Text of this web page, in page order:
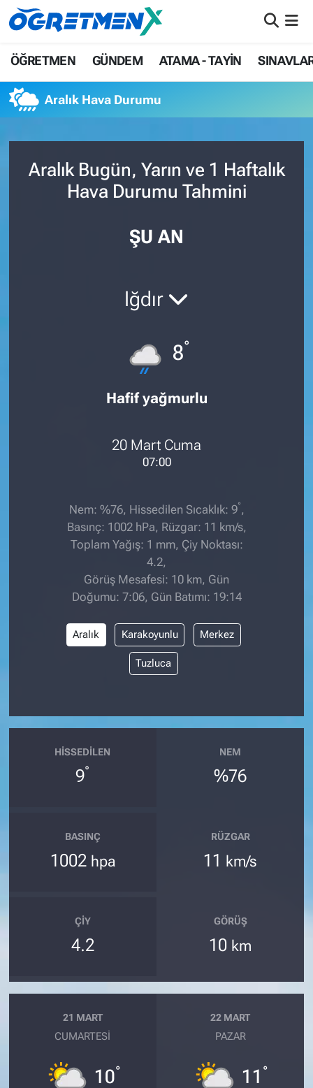
ÖĞRETMEN GÜNDEM ATAMA - TAYİN
Aralık Hava Durumu
Aralık Bugün, Yarın ve 1 Haftalık
Hava Durumu Tahmini
ŞU AN
Iğdır
8°
Hafif yağmurlu
20 Mart Cuma
07:00
Nem: %76, Hissedilen Sıcaklık: 9° ,
Basınç: 1002 hPa, Rüzgar: 11 km/s,
Toplam Yağış: 1 mm, Çiy Noktası:
4.2,
Görüş Mesafesi: 10 km, Gün
Doğumu: 7:06, Gün Batımı: 19:14
Aralık Karakoyunlu Merkez
Tuzluca
HISSEDILEN
9°
NEM
%76
BASINÇ
1002 hpa
RÜZGAR
11 km/s
ÇIY
4.2
GÖRÜŞ
10 km
21 MART
CUMARTESI
10°
22 MART
PAZAR
11 °
ÖĞRETMEN
SINAVLAR
HAYATIN İÇİNDEN
UZMAN ÖĞRETMENLİK
İstanbul Nöbetçi Eczaneler
İstanbul Trafik Yoğunluk Haritası
Süper Lig Puan Durumu ve Fikstür